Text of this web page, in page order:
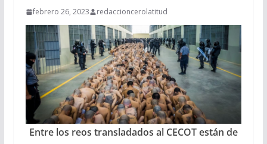
febrero 26, 2023 redaccioncerolatitud
Entre los reos transladados al CECOT están de